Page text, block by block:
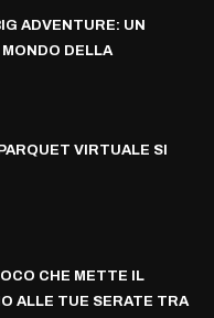
ADVENTURE: UN
DELLA
VIRTUALE SI
CHE METTE IL
ALLE TUE SERATE TRA